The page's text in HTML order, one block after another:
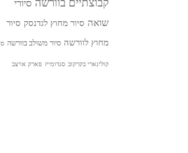
קבוצתיים בוורשה סיורי
שואה סיור מחוץ לגדנסק סיור
מחוץ לוורשה סיור משולב בוורשה
קולינארי בקרקוב סנדומייז פארק אויצב